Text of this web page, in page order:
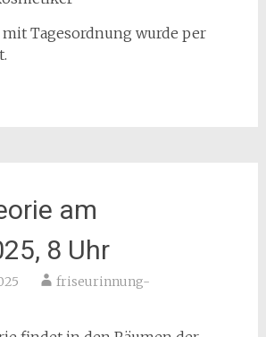
Tagesordnung wurde per
am
8 Uhr
friseurinnung-